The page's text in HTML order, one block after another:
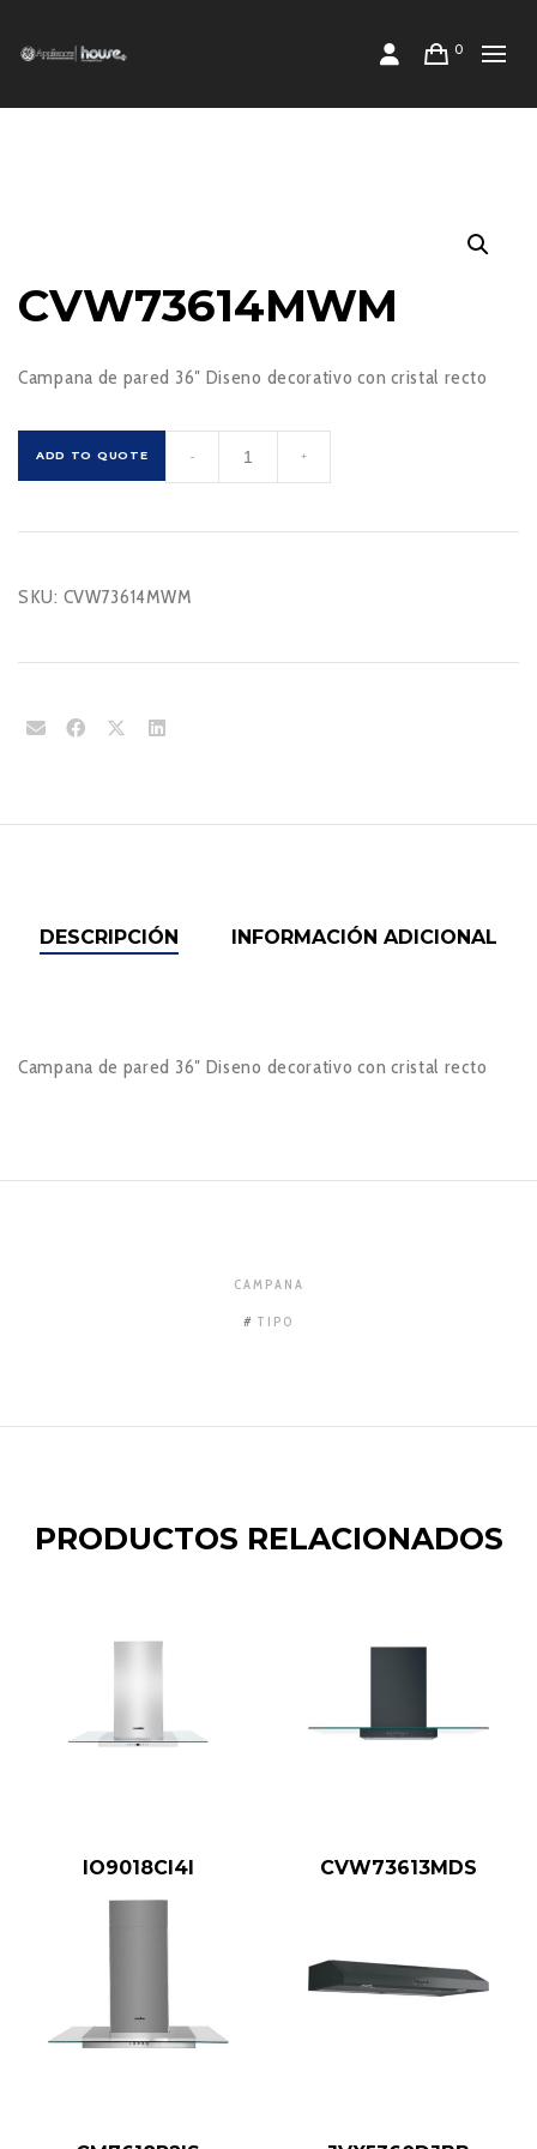
0
CVW73614MWM
Campana de pared 36″ Diseno decorativo con cristal recto
ADD TO QUOTE
cantidad
- +
SKU: CVW73614MWM
DESCRIPCIÓN INFORMACIÓN ADICIONAL
Campana de pared 36″ Diseno decorativo con cristal recto
CAMPANA
TIPO
PRODUCTOS RELACIONADOS
IO9018CI4I CVW73613MDS